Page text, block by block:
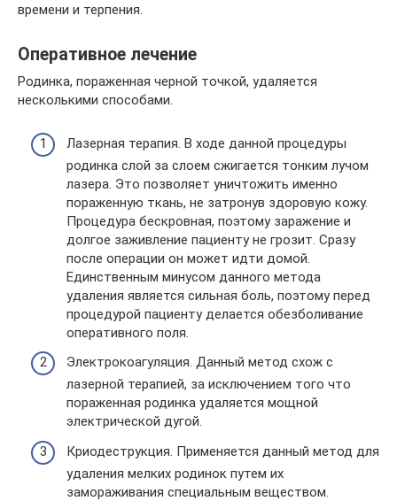
времени и терпения.
Оперативное лечение
Родинка, пораженная черной точкой, удаляется
несколькими способами.
Лазерная терапия. В ходе данной процедуры
родинка слой за слоем сжигается тонким лучом
лазера. Это позволяет уничтожить именно
пораженную ткань, не затронув здоровую кожу.
Процедура бескровная, поэтому заражение и
долгое заживление пациенту не грозит. Сразу
после операции он может идти домой.
Единственным минусом данного метода
удаления является сильная боль, поэтому перед
процедурой пациенту делается обезболивание
оперативного поля.
Электрокоагуляция. Данный метод схож с
лазерной терапией, за исключением того что
пораженная родинка удаляется мощной
электрической дугой.
Криодеструкция. Применяется данный метод для
удаления мелких родинок путем их
замораживания специальным веществом.